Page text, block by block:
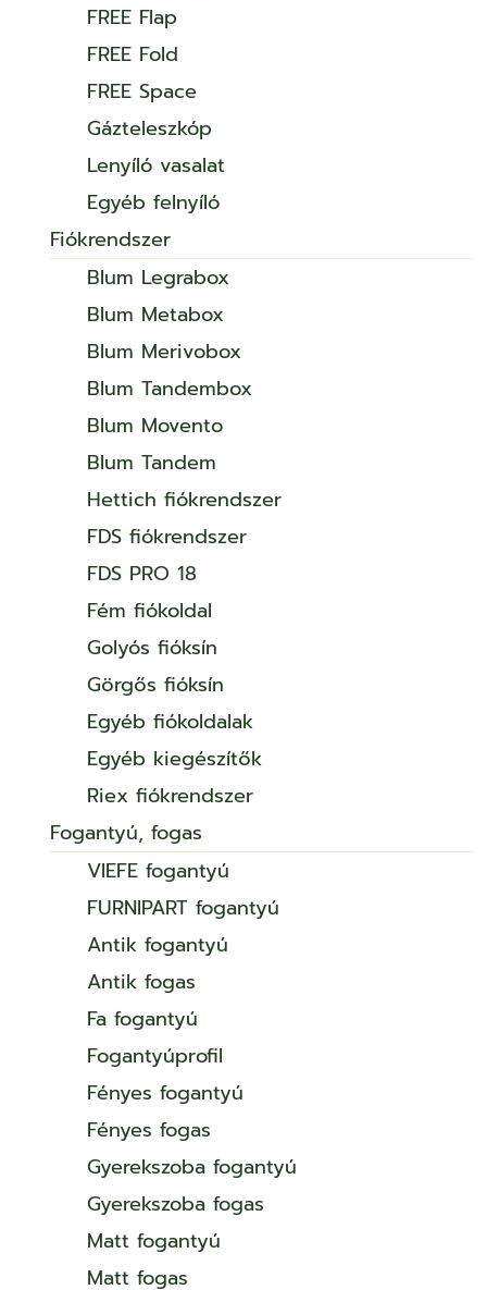
FREE Flap
FREE Fold
FREE Space
Gázteleszkóp
Lenyíló vasalat
Egyéb felnyíló
Fiókrendszer
Blum Legrabox
Blum Metabox
Blum Merivobox
Blum Tandembox
Blum Movento
Blum Tandem
Hettich fiókrendszer
FDS fiókrendszer
FDS PRO 18
Fém fiókoldal
Golyós fióksín
Görgős fióksín
Egyéb fiókoldalak
Egyéb kiegészítők
Riex fiókrendszer
Fogantyú, fogas
VIEFE fogantyú
FURNIPART fogantyú
Antik fogantyú
Antik fogas
Fa fogantyú
Fogantyúprofil
Fényes fogantyú
Fényes fogas
Gyerekszoba fogantyú
Gyerekszoba fogas
Matt fogantyú
Matt fogas